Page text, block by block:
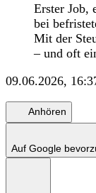
Erster Job,
bei
Mit der
– und oft
09.06.2026,
Anhören
Auf Google